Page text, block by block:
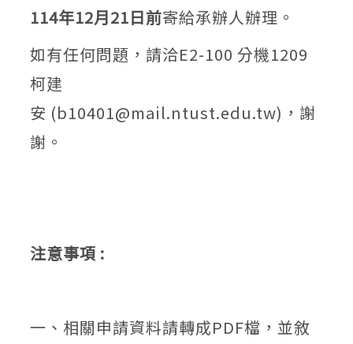
114年12月21日前寄給承辦人辦理。
如有任何問題，請洽E2-100 分機1209
柯建
安 (b10401@mail.ntust.edu.tw)，謝
謝。
注意事項 :
一、相關申請資料請轉成PDF檔，並敘